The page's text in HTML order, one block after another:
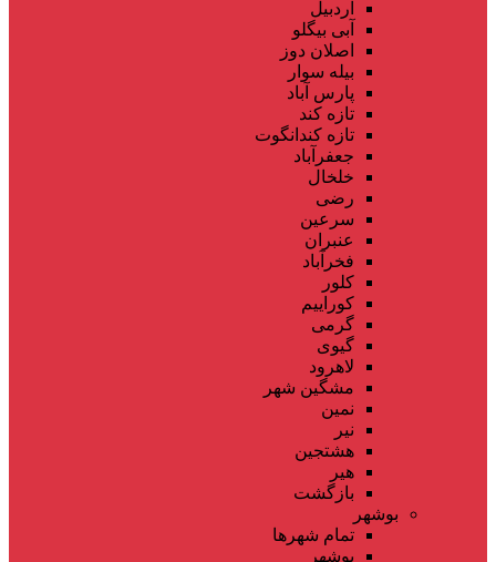
اردبیل
آبی بیگلو
اصلان دوز
بیله سوار
پارس آباد
تازه کند
تازه کندانگوت
جعفرآباد
خلخال
رضی
سرعین
عنبران
فخرآباد
کلور
کوراییم
گرمی
گیوی
لاهرود
مشگین شهر
نمین
نیر
هشتجین
هیر
بازگشت
بوشهر
تمام شهر‌ها
بوشهر